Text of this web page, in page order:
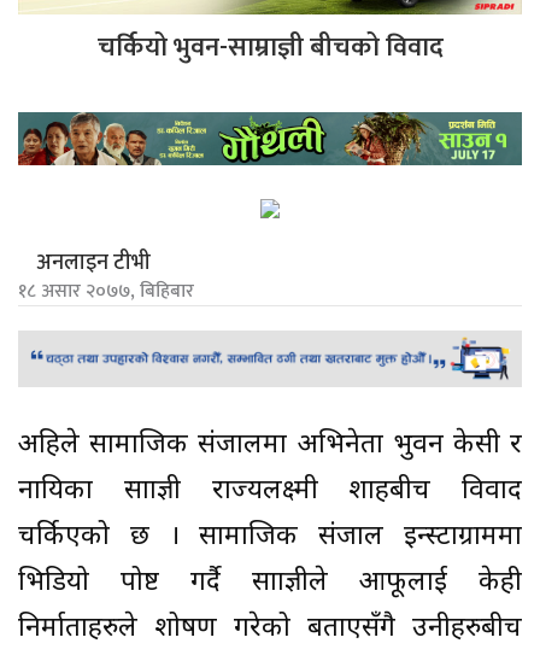
चर्कियो भुवन-साम्राज्ञी बीचको विवाद
अनलाइन टीभी
१८ असार २०७७, बिहिबार
अहिले सामाजिक संजालमा अभिनेता भुवन केसी र
नायिका साम्राज्ञी राज्यलक्ष्मी शाहबीच विवाद
चर्किएको छ । सामाजिक संजाल इन्स्टाग्राममा
भिडियो पोष्ट गर्दै साम्राज्ञीले आफूलाई केही
निर्माताहरुले शोषण गरेको बताएसँगै उनीहरुबीच